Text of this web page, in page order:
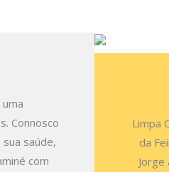
Connosco
saúde,
com
Limpa
da